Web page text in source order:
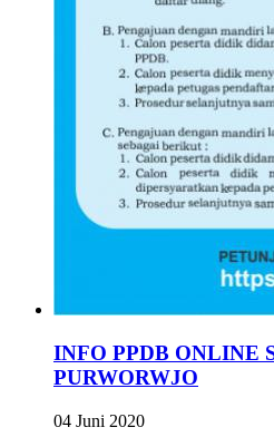
INFO PPDB ONLINE
PURWORWJO
04 Juni 2020